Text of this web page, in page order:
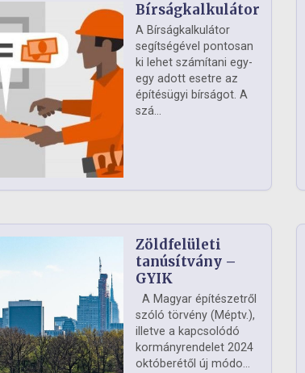
Bírságkalkulátor
A Bírságkalkulátor
segítségével pontosan
ki lehet számítani egy-
egy adott esetre az
építésügyi bírságot. A
szá...
Zöldfelületi
tanúsítvány –
GYIK
A Magyar építészetről
szóló törvény (Méptv.),
illetve a kapcsolódó
kormányrendelet 2024
októberétől új módo...